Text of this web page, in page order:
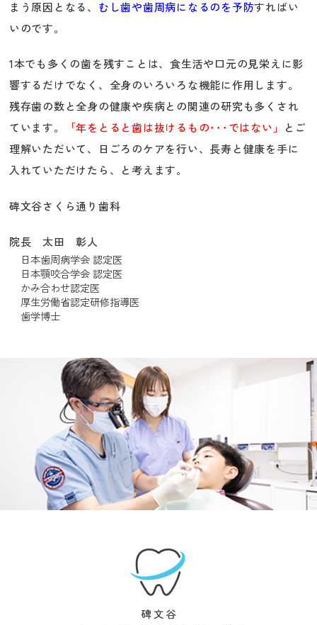
まう原因となる、 むし歯や歯周病になるのを予防すればい
いのです。
1本でも多くの歯を残すことは、食生活や口元の見栄えに影
響するだけでなく、全身のいろいろな機能に作用します。
残存歯の数と全身の健康や疾病との関連の研究も多くされ
ています。
「年をとると歯は抜けるもの･･･ではない」
とご
理解いただいて、日ごろのケアを行い、長寿と健康を手に
入れていただけたら、と考えます。
碑文谷さくら通り歯科
院長 太田 彰人
日本歯周病学会 認定医
日本顎咬合学会 認定医
かみ合わせ認定医
厚生労働省認定研修指導医
歯学博士